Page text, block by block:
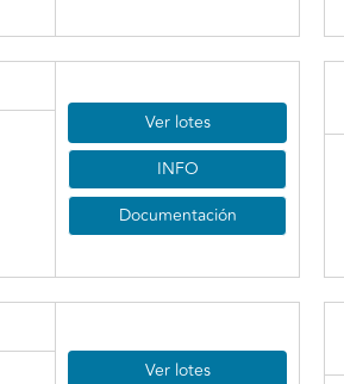
Ver lotes
INFO
Documentación
Ver lotes